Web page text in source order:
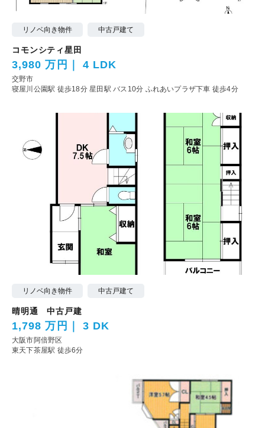
リノベ向き物件 中古戸建て
コモンシティ星田
3,980 万円 4 LDK
交野市
寝屋川公園駅 徒歩18分星田駅 バス10分 ふれあいプラザ下車 徒歩4分
リノベ向き物件 中古戸建て
晴明通 中古戸建
1,798 万円 3 DK
大阪市阿倍野区
東天下茶屋駅 徒歩6分